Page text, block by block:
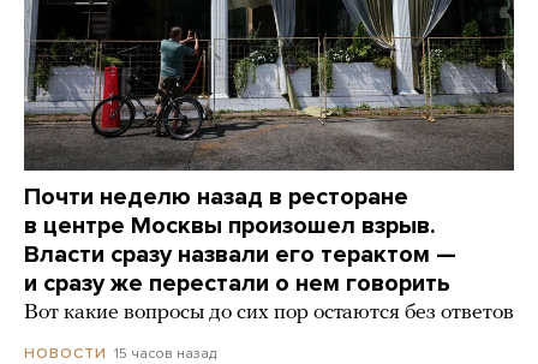
Почти неделю назад в ресторане
в центре Москвы произошел взрыв.
Власти сразу назвали его терактом —
и сразу же перестали о нем говорить
Вот какие вопросы до сих пор остаются без ответов
НОВОСТИ 15 часов назад